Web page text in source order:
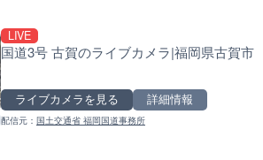
LIVE
国道3号 古賀のライブカメラ|福岡県古賀市
ライブカメラを見る 詳細情報
配信元： 国土交通省 福岡国道事務所